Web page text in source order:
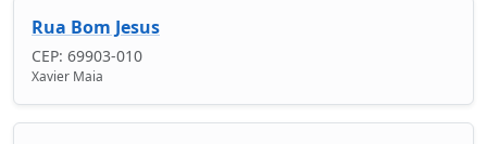
Rua Bom Jesus
CEP: 69903-010
Xavier Maia